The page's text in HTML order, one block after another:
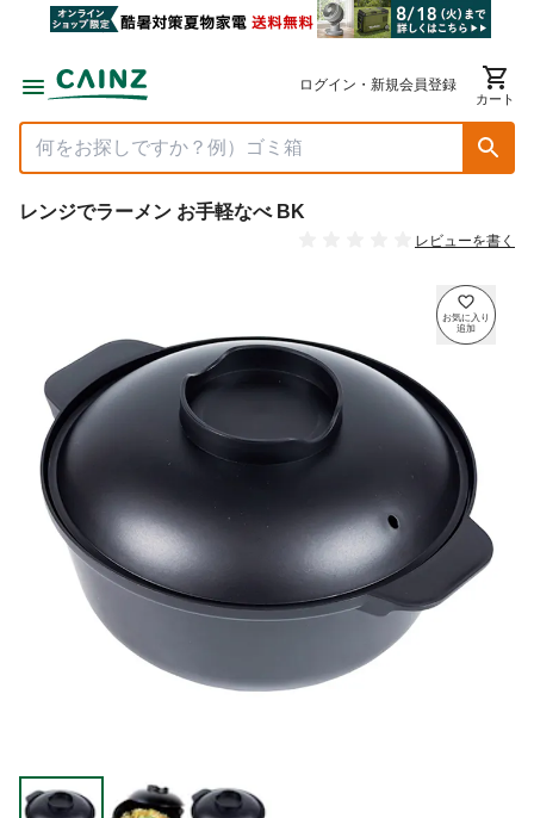
ログイン・新規会員登録
カート
レンジでラーメン お手軽なべ BK
レビューを書く